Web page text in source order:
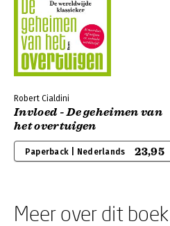
Robert Cialdini
Invloed - De geheimen van
het overtuigen
Paperback | Nederlands 23,95
Meer over dit boek